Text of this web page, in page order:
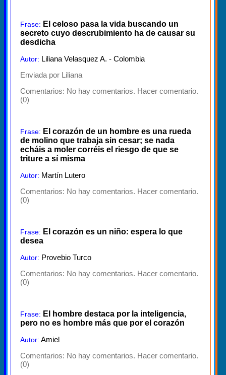
Frase: El celoso pasa la vida buscando un
secreto cuyo descrubimiento ha de causar su
desdicha
Autor: Liliana Velasquez A. - Colombia
Enviada por Liliana
Comentarios: No hay comentarios. Hacer comentario.
(0)
Frase: El corazón de un hombre es una rueda
de molino que trabaja sin cesar; se nada
echáis a moler corréis el riesgo de que se
triture a sí misma
Autor: Martín Lutero
Comentarios: No hay comentarios. Hacer comentario.
(0)
Frase: El corazón es un niño: espera lo que
desea
Autor: Provebio Turco
Comentarios: No hay comentarios. Hacer comentario.
(0)
Frase: El hombre destaca por la inteligencia,
pero no es hombre más que por el corazón
Autor: Amiel
Comentarios: No hay comentarios. Hacer comentario.
(0)